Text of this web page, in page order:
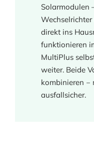
Solarmodulen
Wechselrichter
direkt ins
funktionieren
MultiPlus
weiter. Beide
kombinieren ‒
ausfallsicher.